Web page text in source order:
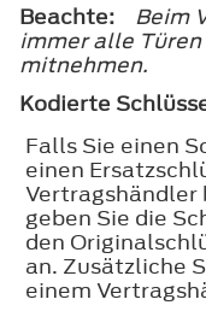
Beachte:
Beim
immer alle
mitnehmen.
Kodierte
Falls Sie einen
einen
Vertragshändler
geben Sie die
den
an. Zusätzliche
einem